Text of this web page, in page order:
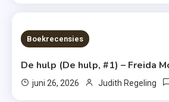
7 MINS READ
Boekrecensies
De hulp (De hulp, #1) – Freida
juni 26, 2026 Judith Regeling